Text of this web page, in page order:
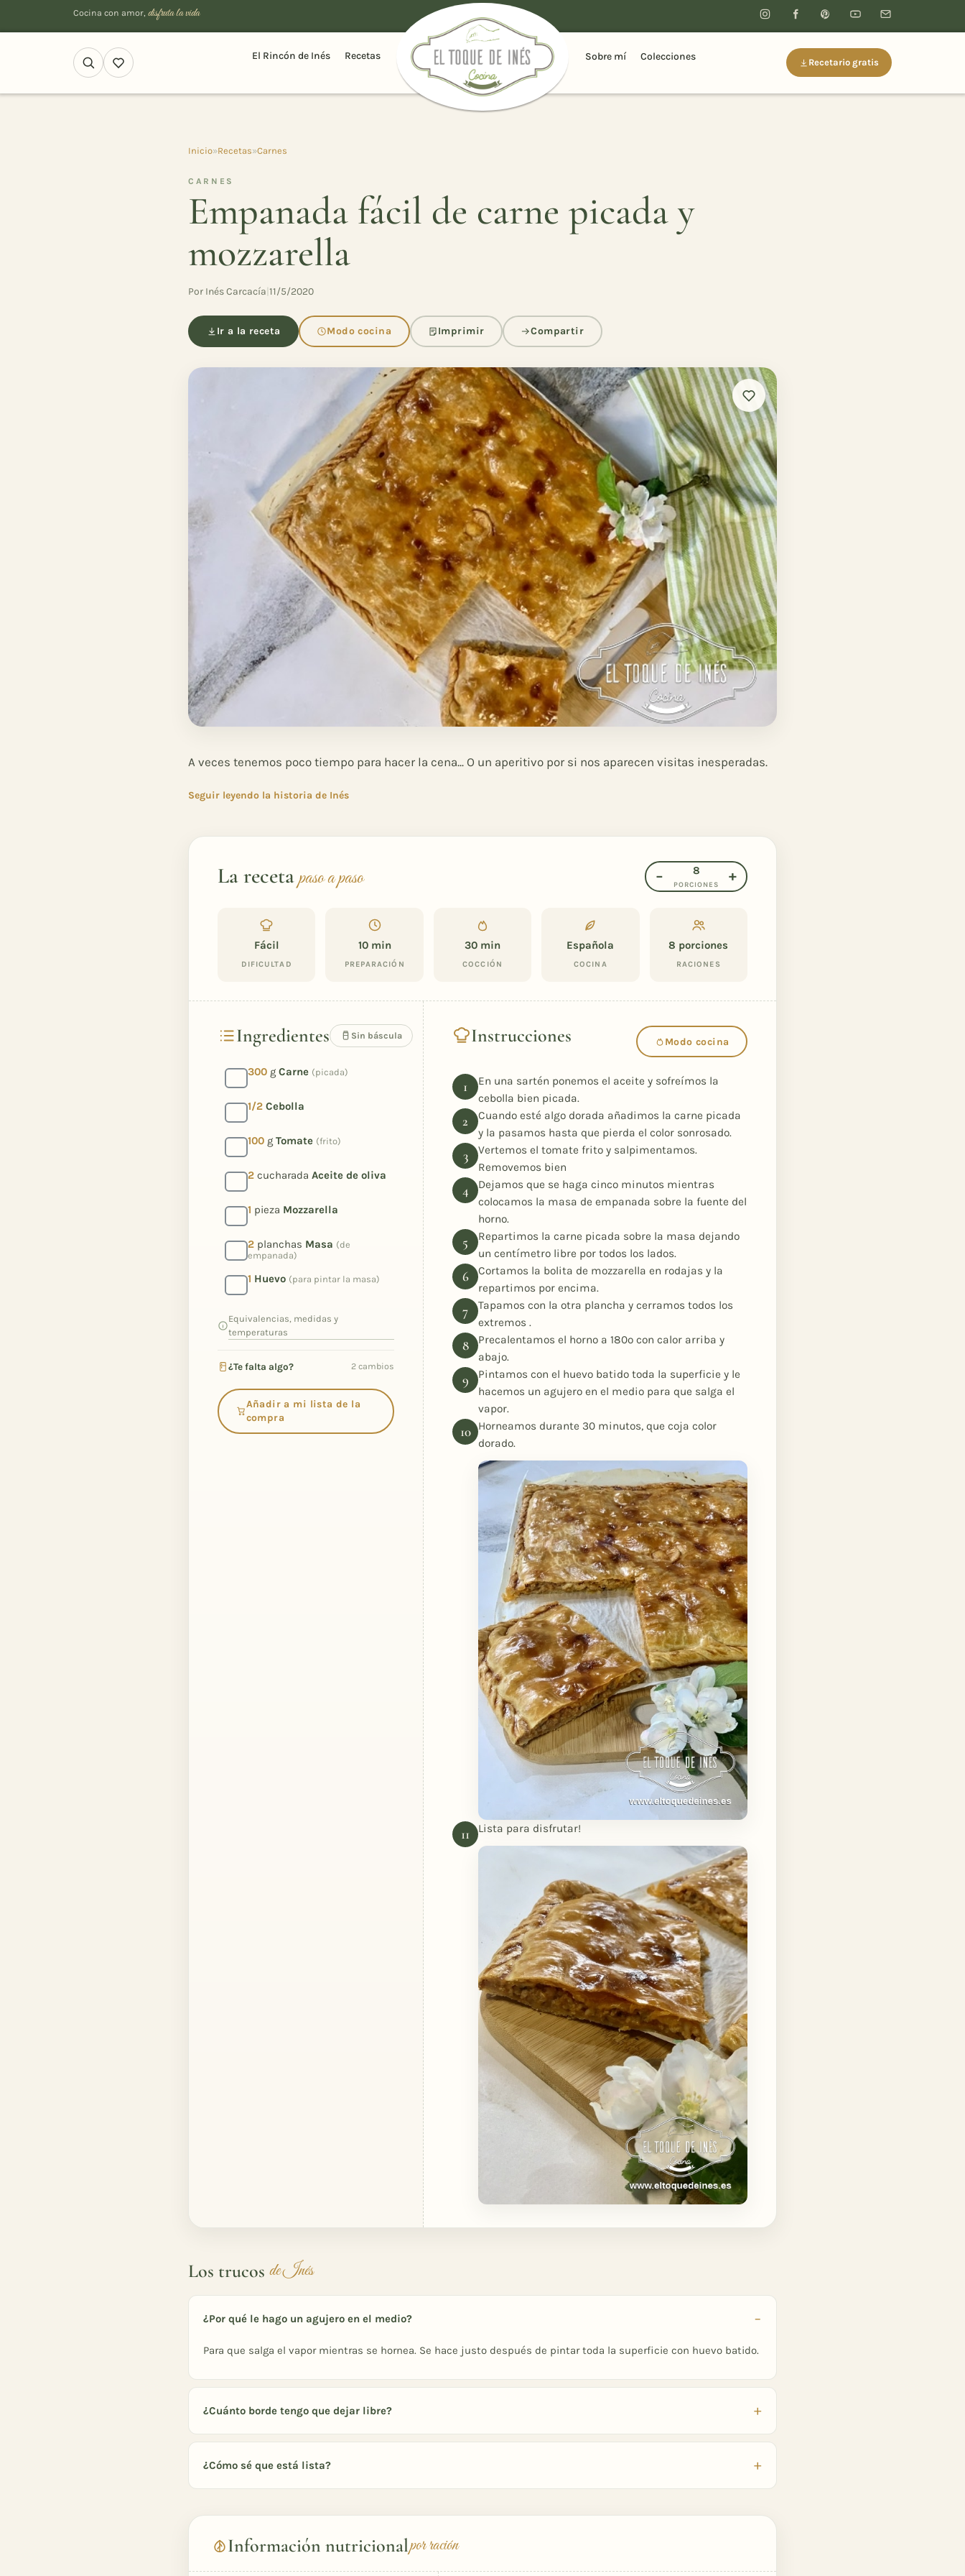
Cocina con amor, disfruta la vida
El Rincón de Inés Recetas Sobre mí Colecciones Recetario gratis
Inicio»Recetas»Carnes
CARNES
Empanada fácil de carne picada y
mozzarella
Por Inés Carcacía 11/5/2020
Ir a la receta Modo cocina Imprimir Compartir
A veces tenemos poco tiempo para hacer la cena... O un aperitivo por si nos aparecen visitas inesperadas.
Seguir leyendo la historia de Inés
La recetapaso a paso − 8
PORCIONES
+
Fácil
DIFICULTAD
10 min
PREPARACIÓN
30 min
COCCIÓN
Española
COCINA
8 porciones
RACIONES
Ingredientes Sin báscula
300 g Carne (picada)
1/2 Cebolla
100 g Tomate (frito)
2 cucharada Aceite de oliva
1 pieza Mozzarella
2 planchas Masa (de
empanada)
1 Huevo (para pintar la masa)
Equivalencias, medidas y
temperaturas
¿Te falta algo? 2 cambios
Añadir a mi lista de la
compra
Instrucciones Modo cocina
En una sartén ponemos el aceite y sofreímos la
cebolla bien picada.
Cuando esté algo dorada añadimos la carne picada
y la pasamos hasta que pierda el color sonrosado.
Vertemos el tomate frito y salpimentamos.
Removemos bien
Dejamos que se haga cinco minutos mientras
colocamos la masa de empanada sobre la fuente del
horno.
Repartimos la carne picada sobre la masa dejando
un centímetro libre por todos los lados.
Cortamos la bolita de mozzarella en rodajas y la
repartimos por encima.
Tapamos con la otra plancha y cerramos todos los
extremos .
Precalentamos el horno a 180º con calor arriba y
abajo.
Pintamos con el huevo batido toda la superficie y le
hacemos un agujero en el medio para que salga el
vapor.
Horneamos durante 30 minutos, que coja color
dorado.
Lista para disfrutar!
Los trucos de Inés
¿Por qué le hago un agujero en el medio?
Para que salga el vapor mientras se hornea. Se hace justo después de pintar toda la superficie con huevo batido.
¿Cuánto borde tengo que dejar libre?
¿Cómo sé que está lista?
Información nutricionalpor ración